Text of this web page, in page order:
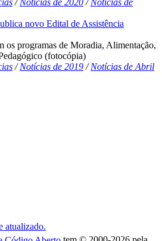
/Notícias de 2020 /Notícias de
novo Edital de Assistência
os programas de Moradia, Alimentação,
(fotocópia)
/Notícias de 2019 /Notícias de Abril
atualizado.